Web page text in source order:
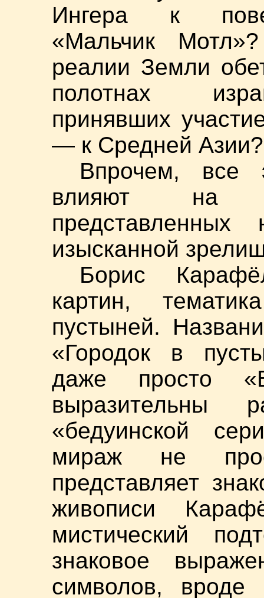
Ингера к
«Мальчик
реалии Земли
полотнах
принявших
— к Средней Азии?
Впрочем, все
влияют на
изысканной
Борис
картин,
пустыней.
«Городок в
даже просто
«бедуинской
мираж не
представляет
живописи
мистический
знаковое
символов, вроде